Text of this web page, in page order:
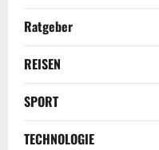
Ratgeber
REISEN
SPORT
TECHNOLOGIE